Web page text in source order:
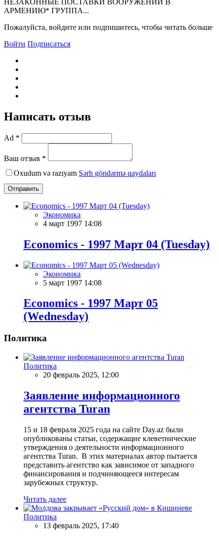
HЕЗАКОHHЫЕ ПОСТАВКИ ВООРУЖЕHИЙ В
АРМЕHИЮ* ГРУППА...
Пожалуйста, войдите или подпишитесь, чтобы читать больше
Войти Подписаться
Написать отзыв
Ad *
Ваш отзыв *
Oxudum və razıyam Şərh göndərmə qaydaları
Отправить
Экономика
4 март 1997 14:08
Economics - 1997 Март 04 (Tuesday)
Экономика
5 март 1997 14:08
Economics - 1997 Март 05
(Wednesday)
Политика
Политика
20 февраль 2025, 12:00
Заявление информационного
агентства Turan
15 и 18 февраля 2025 года на сайте Day.az были
опубликованы статьи, содержащие клеветнические
утверждения о деятельности информационного
агентства Turan. В этих материалах автор пытается
представить агентство как зависимое от западного
финансирования и подчиняющееся интересам
зарубежных структур.
Читать далее
Политика
13 февраль 2025, 17:40